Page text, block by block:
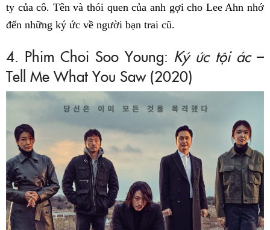
ty của cô. Tên và thói quen của anh gợi cho Lee Ahn nhớ
đến những ký ức về người bạn trai cũ.
4. Phim Choi Soo Young: Ký ức tội ác–
Tell Me What You Saw (2020)